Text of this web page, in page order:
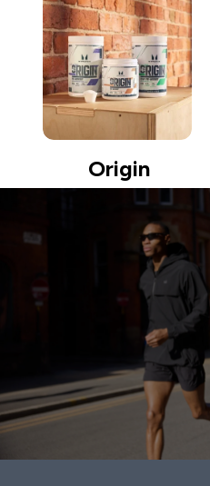
Origin